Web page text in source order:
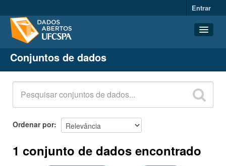
Entrar
Conjuntos de dados
Organizações
Grupos
Sobre
Conjuntos de dados
Ordenar por
1 conjunto de dados encontrado